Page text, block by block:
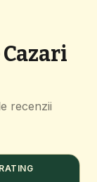
recenzii
RATING